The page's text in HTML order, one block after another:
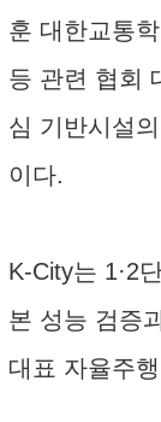
훈 대한교통
등 관련 협회
심 기반시설
이다.
K-City는 1·2
본 성능 검증
대표 자율주